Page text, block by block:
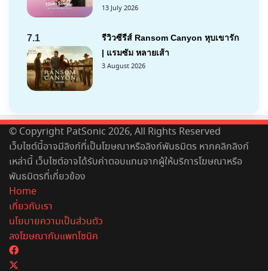
13 July 2026
7.1
รีวิวซีรีส์ Ransom Canyon หุบเขารัก
| แรมซัม หลายเส้า
3 August 2026
© Copyright PatSonic 2026, All Rights Reserved
เว็บไซต์นี้อาจมีลิงก์ที่เป็นโฆษณาหรือลิงก์พันธมิตร หากคลิกลิงก์
เหล่านี้ เว็บไซต์อาจได้รับค่าตอบแทนจากผู้ให้บริการโฆษณาหรือ
พันธมิตรที่เกี่ยวข้อง
Home
เกี่ยวกับเรา
นโยบายความเป็นส่วนตัว
ลงโฆษณากับแพทโซนิค